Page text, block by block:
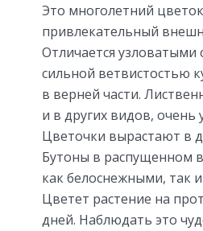
Это многолетний
привлекательный
Отличается узловатыми
сильной ветвистостью
в верней части.
и в других видов, очень
Цветочки вырастают в
Бутоны в распущенном
как белоснежными, так
Цветет растение на
дней. Наблюдать это